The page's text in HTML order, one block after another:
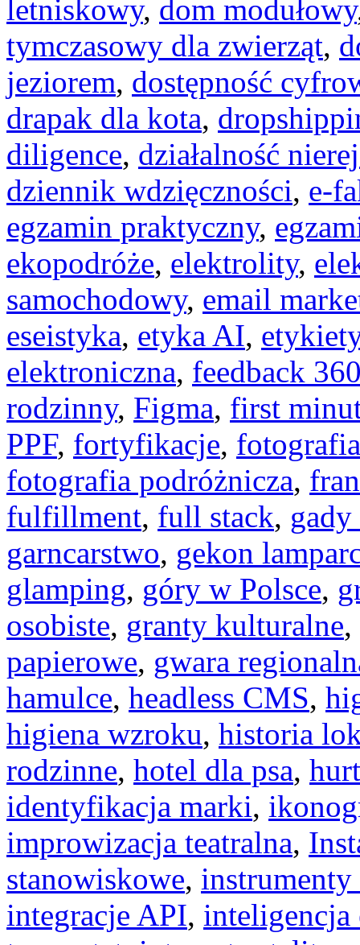
letniskowy, dom modułowy
tymczasowy dla zwierząt,
jeziorem, dostępność
drapak dla kota,
diligence, działalność
dziennik wdzięczności, e-
egzamin praktyczny,
ekopodróże, elektrolity,
samochodowy, email
eseistyka, etyka AI,
elektroniczna, feedback
rodzinny, Figma, first
PPF, fortyfikacje,
fotografia podróżnicza,
fulfillment, full stack,
garncarstwo, gekon
glamping, góry w Polsce,
osobiste, granty kulturalne,
papierowe, gwara
hamulce, headless CMS,
higiena wzroku, historia
rodzinne, hotel dla psa,
identyfikacja marki,
improwizacja teatralna,
stanowiskowe,
integracje API, inteligencja